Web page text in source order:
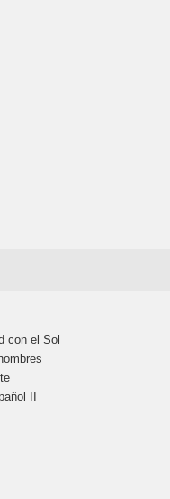
con el Sol
II